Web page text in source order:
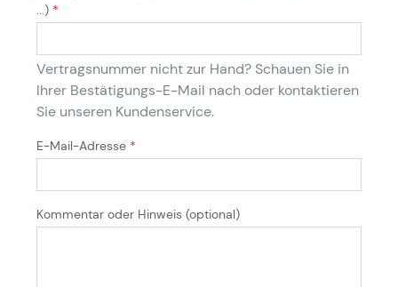
...) *
Vertragsnummer nicht zur Hand? Schauen Sie in
Ihrer Bestätigungs-E-Mail nach oder kontaktieren
Sie unseren Kundenservice.
E-Mail-Adresse *
Kommentar oder Hinweis (optional)